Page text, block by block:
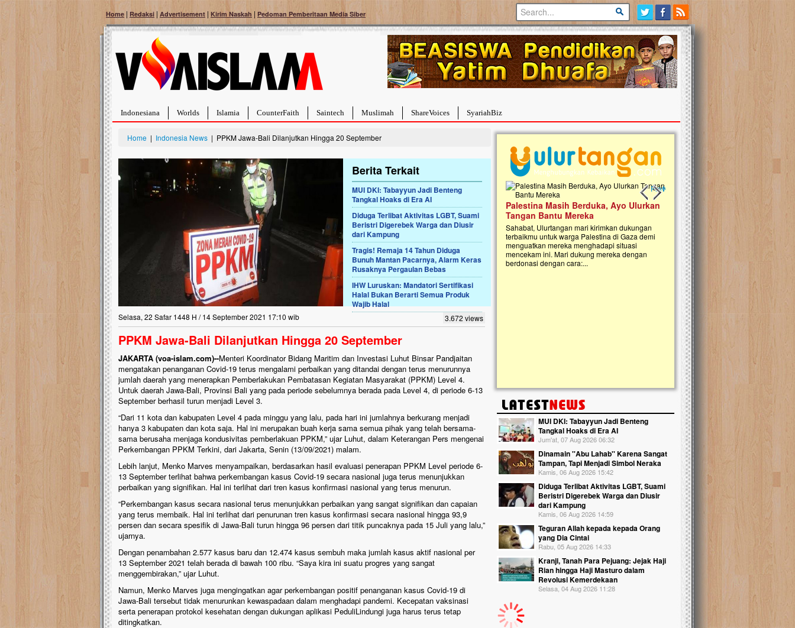
Home | Redaksi | Advertisement | Kirim Naskah | Pedoman Pemberitaan Media Siber
Indonesiana Worlds Islamia CounterFaith Saintech Muslimah ShareVoices SyariahBiz
Home | Indonesia News | PPKM Jawa-Bali Dilanjutkan Hingga 20 September
Berita Terkait
MUI DKI: Tabayyun Jadi Benteng
Tangkal Hoaks di Era AI
Diduga Terlibat Aktivitas LGBT, Suami
Beristri Digerebek Warga dan Diusir
dari Kampung
Tragis! Remaja 14 Tahun Diduga
Bunuh Mantan Pacarnya, Alarm Keras
Rusaknya Pergaulan Bebas
IHW Luruskan: Mandatori Sertifikasi
Halal Bukan Berarti Semua Produk
Wajib Halal
Selasa, 22 Safar 1448 H / 14 September 2021 17:10 wib 3.672 views
PPKM Jawa-Bali Dilanjutkan Hingga 20 September
JAKARTA (voa-islam.com)--Menteri Koordinator Bidang Maritim dan Investasi Luhut Binsar Pandjaitan
mengatakan penanganan Covid-19 terus mengalami perbaikan yang ditandai dengan terus menurunnya
jumlah daerah yang menerapkan Pemberlakukan Pembatasan Kegiatan Masyarakat (PPKM) Level 4.
Untuk daerah Jawa-Bali, Provinsi Bali yang pada periode sebelumnya berada pada Level 4, di periode 6-13
September berhasil turun menjadi Level 3.
“Dari 11 kota dan kabupaten Level 4 pada minggu yang lalu, pada hari ini jumlahnya berkurang menjadi
hanya 3 kabupaten dan kota saja. Hal ini merupakan buah kerja sama semua pihak yang telah bersama-
sama berusaha menjaga kondusivitas pemberlakuan PPKM,” ujar Luhut, dalam Keterangan Pers mengenai
Perkembangan PPKM Terkini, dari Jakarta, Senin (13/09/2021) malam.
Lebih lanjut, Menko Marves menyampaikan, berdasarkan hasil evaluasi penerapan PPKM Level periode 6-
13 September terlihat bahwa perkembangan kasus Covid-19 secara nasional juga terus menunjukkan
perbaikan yang signifikan. Hal ini terlihat dari tren kasus konfirmasi nasional yang terus menurun.
“Perkembangan kasus secara nasional terus menunjukkan perbaikan yang sangat signifikan dan capaian
yang terus membaik. Hal ini terlihat dari penurunan tren kasus konfirmasi secara nasional hingga 93,9
persen dan secara spesifik di Jawa-Bali turun hingga 96 persen dari titik puncaknya pada 15 Juli yang lalu,”
ujarnya.
Dengan penambahan 2.577 kasus baru dan 12.474 kasus sembuh maka jumlah kasus aktif nasional per
13 September 2021 telah berada di bawah 100 ribu. “Saya kira ini suatu progres yang sangat
menggembirakan,” ujar Luhut.
Namun, Menko Marves juga mengingatkan agar perkembangan positif penanganan kasus Covid-19 di
Jawa-Bali tersebut tidak menurunkan kewaspadaan dalam menghadapi pandemi. Kecepatan vaksinasi
serta penerapan protokol kesehatan dengan dukungan aplikasi PeduliLindungi juga harus terus tetap
ditingkatkan.
Previous slide
Next slide
Bantu Naura, Balita Hebat Sembuh Dari
Tumor Pembuluh Darah
Hidup Naura Salsabila dipenuhi dengan
rintangan yang sangat berat. Meskipun baru
berusia sepuluh bulan, bayi yang imut ini harus
menghadapi penyakit yang dahsyat, yaitu tumor
pembuluh darah berukuran...
Lima Tahun Mangkrak, Masjid di
Pelosok ini Mengenaskan. Ayo Bantu.!!
Nasib masjid di Kampung Cilumbu ini sungguh
mengenaskan. Lima tahun mangkrak, kini nyaris
berlumut, dan menghitam terpapar panas dan
hujan....
Palestina Masih Berduka, Ayo Ulurkan
Tangan Bantu Mereka
Sahabat, Ulurtangan mari kirimkan dukungan
terbaikmu untuk warga Palestina di Gaza demi
menguatkan mereka menghadapi situasi
mencekam ini. Mari dukung mereka dengan
berdonasi dengan cara:...
Open Donasi Wakaf
Rumah Qur'an & TK Islam
Najjah di Jonggol
Saat ini, Ulurtangan bersama Yayasan
Najjahtul Islam Jonggol sedang merintis
pembangunan Rumah Qur’an dan
kanak Islam Terpadu (TKIT) An Najjah
Gedung Majelis Taklim di Jonggol,...
MUI DKI: Tabayyun Jadi Benteng
Tangkal Hoaks di Era AI
Jum'at, 07 Aug 2026 06:32
Dinamain ''Abu Lahab'' Karena Sangat
Tampan, Tapi Menjadi Simbol Neraka
Kamis, 06 Aug 2026 15:42
Diduga Terlibat Aktivitas LGBT, Suami
Beristri Digerebek Warga dan Diusir
dari Kampung
Kamis, 06 Aug 2026 14:59
Teguran Allah kepada kepada Orang
yang Dia Cintai
Rabu, 05 Aug 2026 14:33
Kranji, Tanah Para Pejuang: Jejak Haji
Rian hingga Haji Masturo dalam
Revolusi Kemerdekaan
Selasa, 04 Aug 2026 11:28